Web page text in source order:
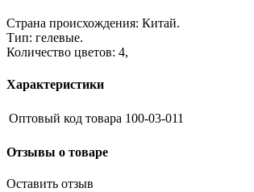
Страна происхождения: Китай.
Тип: гелевые.
Количество цветов: 4,
Характеристики
Оптовый код товара 100-03-011
Отзывы о товаре
Оставить отзыв